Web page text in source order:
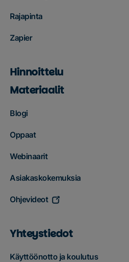
Rajapinta
Zapier
Hinnoittelu
Materiaalit
Blogi
Oppaat
Webinaarit
Asiakaskokemuksia
Ohjevideot
Yhteystiedot
Käyttöönotto ja koulutus